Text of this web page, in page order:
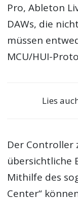
Pro, Ableton
DAWs, die
müssen
MCU/HUI-
Lies
Der Controller
übersichtliche
Mithilfe des
Center“